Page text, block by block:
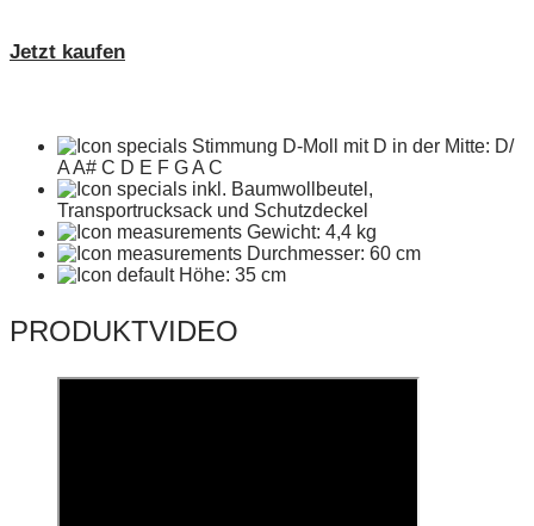
Jetzt kaufen
Stimmung D-Moll mit D in der Mitte: D/
A A# C D E F G A C
inkl. Baumwollbeutel,
Transportrucksack und Schutzdeckel
Gewicht: 4,4 kg
Durchmesser: 60 cm
Höhe: 35 cm
PRODUKTVIDEO